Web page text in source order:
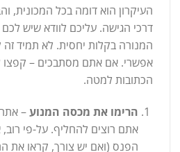
העיקרון הוא דומה בכל המכונית,
דרכי הגישה. עליכם לוודא שיש
המנורה בקלות יחסית. לא תמיד
אפשרי. אם אתם מסתבכים – קפצו
הכתובות למטה.
הרימו את מכסה המנוע–
אתם רוצים להחליף. על-פי
הפנס (ואם יש צורך, קראו את